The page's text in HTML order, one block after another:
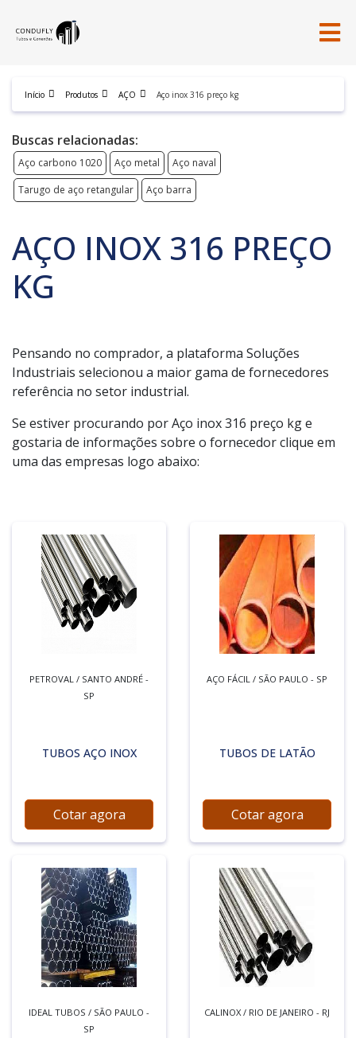
Início Produtos AÇO Aço inox 316 preço kg
Buscas relacionadas:
Aço carbono 1020 Aço metal
Aço naval
Tarugo de aço retangular
Aço barra
AÇO INOX 316 PREÇO
KG
Pensando no comprador, a plataforma Soluções
Industriais selecionou a maior gama de fornecedores
referência no setor industrial.
Se estiver procurando por Aço inox 316 preço kg e
gostaria de informações sobre o fornecedor clique em
uma das empresas logo abaixo:
PETROVAL / SANTO ANDRÉ -
SP
TUBOS AÇO INOX
Cotar agora
AÇO FÁCIL / SÃO PAULO - SP
TUBOS DE LATÃO
Cotar agora
IDEAL TUBOS / SÃO PAULO -
SP
CALINOX / RIO DE JANEIRO - RJ